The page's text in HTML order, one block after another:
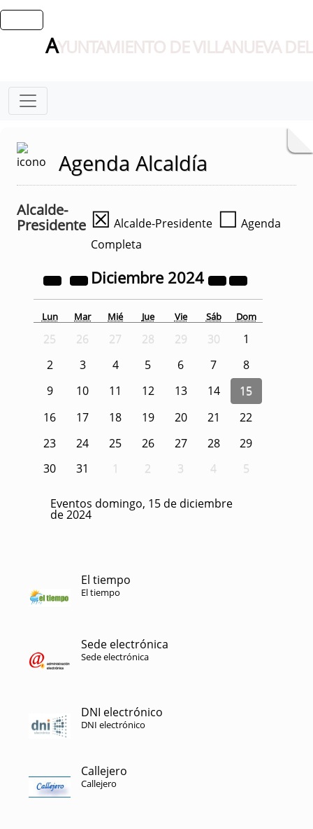
AYUNTAMIENTO DE VILLANUEVA
Agenda Alcaldía
Alcalde-
Presidente ☒ Alcalde-Presidente ☐ Agenda
Completa
Diciembre 2024
Lun Mar Mié Jue Vie Sáb Dom
25 26 27 28 29 30
1
2
3 4 5 6 7
8
9
10 11 12 13 14
15
16
17 18 19 20 21
22
23
24 25 26 27 28
29
30
31 1 2 3 4 5
Eventos domingo, 15 de diciembre
de 2024
El tiempo
El tiempo
Sede electrónica
Sede electrónica
DNI electrónico
DNI electrónico
Callejero
Callejero